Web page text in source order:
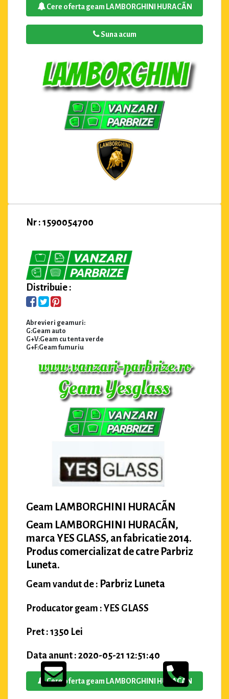
Cere oferta geam LAMBORGHINI HURACÃN
Suna acum
Nr : 1590054700
Distribuie :
Abrevieri geamuri:
G:Geam auto
G+V:Geam cu tenta verde
G+F:Geam fumuriu
Geam LAMBORGHINI HURACÃN
Geam LAMBORGHINI HURACÃN,
marca YES GLASS, an fabricatie 2014.
Produs comercializat de catre Parbriz
Luneta.
Geam vandut de : Parbriz Luneta
Producator geam : YES GLASS
Pret : 1350 Lei
Data anunt : 2020-05-21 12:51:40
Cere oferta geam LAMBORGHINI HURACÃN